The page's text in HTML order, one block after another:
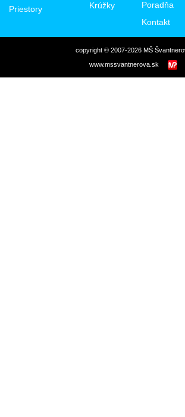
Priestory
Krúžky
Poradňa
Kontakt
copyright © 2007-2026 MŠ
www.mssvantnerova.sk